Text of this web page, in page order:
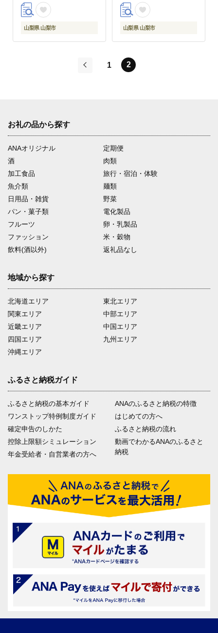
山梨県 山梨市 山梨県 山梨市
1 2
お礼の品から探す
ANAオリジナル
定期便
酒
肉類
加工食品
旅行・宿泊・体験
魚介類
麺類
日用品・雑貨
野菜
パン・菓子類
電化製品
フルーツ
卵・乳製品
ファッション
米・穀物
飲料(酒以外)
返礼品なし
地域から探す
北海道エリア
関東エリア
近畿エリア
四国エリア
沖縄エリア
東北エリア
中部エリア
中国エリア
九州エリア
ふるさと納税ガイド
ふるさと納税の基本ガイド
ワンストップ特例制度ガイド
確定申告のしかた
控除上限額シミュレーション
年金受給者・自営業者の方へ
ANAのふるさと納税の特徴
はじめての方へ
ふるさと納税の流れ
動画でわかるANAのふるさと
納税